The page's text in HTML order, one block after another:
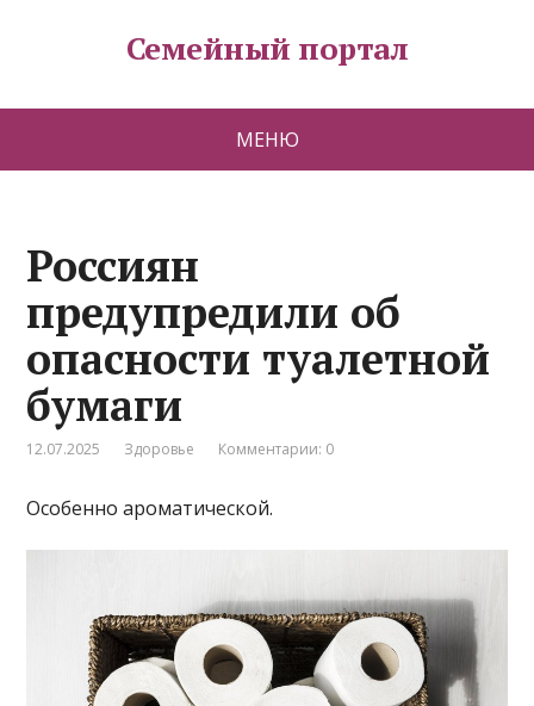
Семейный портал
МЕНЮ
Россиян
предупредили об
опасности туалетной
бумаги
12.07.2025 Здоровье Комментарии: 0
Особенно ароматической.